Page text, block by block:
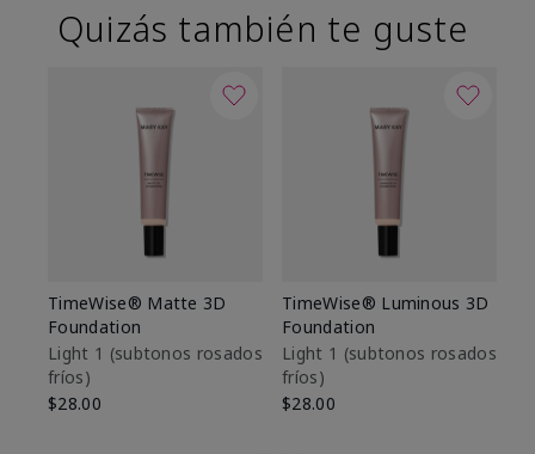
Quizás también te guste
TimeWise® Matte 3D
Foundation
Light 1​ (subtonos rosados
fríos)
$28.00
TimeWise® Luminous 3D
Foundation
Light 1​ (subtonos rosados
fríos)
$28.00